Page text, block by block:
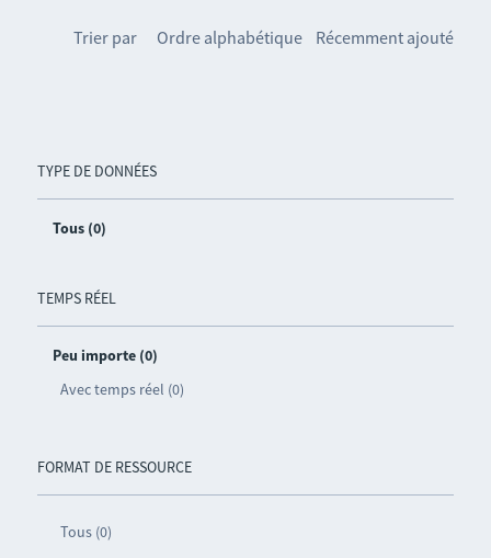
TYPE DE DONNÉES
Tous (0)
TEMPS RÉEL
Peu importe (0)
Avec temps réel (0)
FORMAT DE RESSOURCE
Tous (0)
Trier par Ordre alphabétique Récemment ajouté